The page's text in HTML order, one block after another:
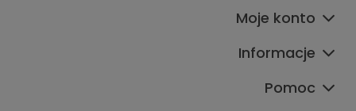
Moje konto
Informacje
Pomoc